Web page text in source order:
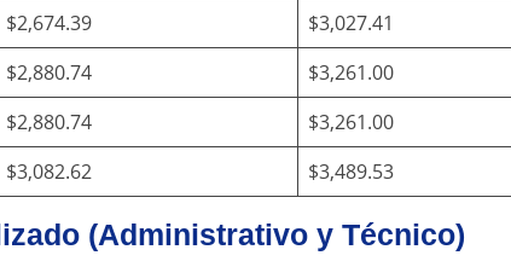
$2,674.39
$3,027.41
$2,880.74
$3,261.00
$2,880.74
$3,261.00
$3,082.62 $3,489.53
(Administrativo y Técnico)